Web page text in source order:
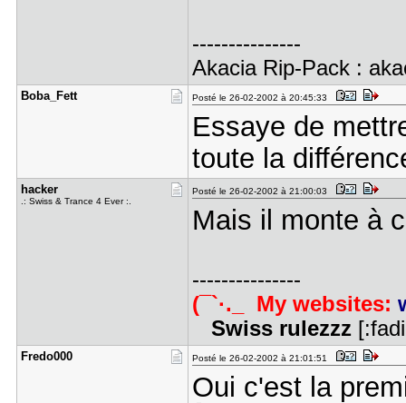
---------------
Akacia Rip-Pack :
Boba_Fett Posté le 26-02-2002 à 20:45:33
Essaye de
toute la
hacker
.: Swiss & Trance 4 Ever :.
Posté le 26-02-2002 à 21:00:03
Mais il monte à
---------------
(¯`·._ My websites:
Swiss rulezzz
Fredo000 Posté le 26-02-2002 à 21:01:51
Oui c'est la